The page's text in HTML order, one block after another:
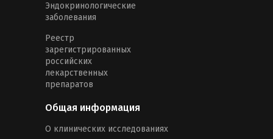
Эндокринологические
заболевания
Реестр
зарегистрированных
российских
лекарственных
препаратов
Общая информация
О клинических исследованиях